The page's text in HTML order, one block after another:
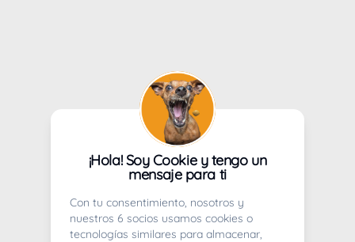
¡Hola! Soy Cookie y tengo un
mensaje para ti
Con tu consentimiento, nosotros y
nuestros 6 socios usamos cookies o
tecnologías similares para almacenar,